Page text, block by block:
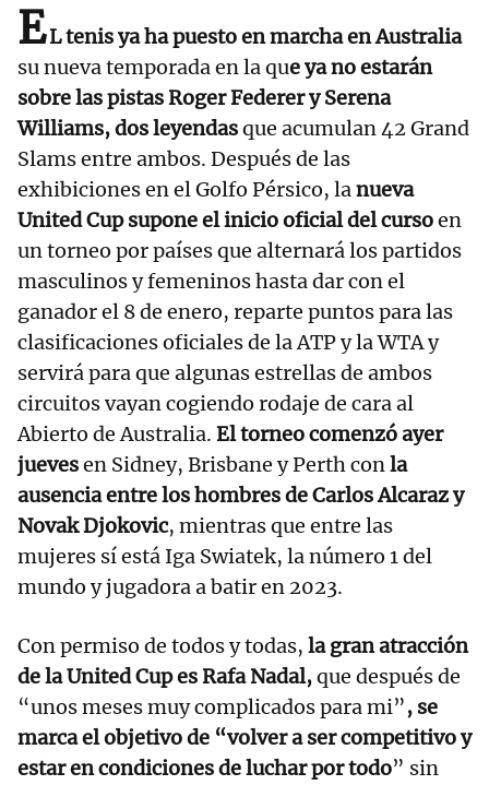
EL tenis ya ha puesto en marcha en Australia
su nueva temporada en la que ya no estarán
sobre las pistas Roger Federer y Serena
Williams, dos leyendasque acumulan 42 Grand
Slams entre ambos. Después de las
exhibiciones en el Golfo Pérsico, lanueva
United Cup supone el inicio oficial del cursoen
un torneo por países que alternará los partidos
masculinos y femeninos hasta dar con el
ganador el 8 de enero, reparte puntos para las
clasificaciones oficiales de la ATP y la WTA y
servirá para que algunas estrellas de ambos
circuitos vayan cogiendo rodaje de cara al
Abierto de Australia. El torneo comenzó ayer
juevesen Sidney, Brisbane y Perth conla
ausencia entre los hombres de Carlos Alcaraz y
Novak Djokovic, mientras que entre las
mujeres sí está Iga Swiatek, la número 1 del
mundo y jugadora a batir en 2023.
Con permiso de todos y todas, la gran atracción
de la United Cup es Rafa Nadal,que después de
“unos meses muy complicados para mi”, se
marca el objetivo de “volver a ser competitivo y
estar en condiciones de luchar por todo” sin